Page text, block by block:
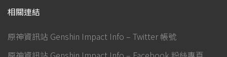
相關連結
原神資訊站 Genshin Impact Info – Twitter 帳號